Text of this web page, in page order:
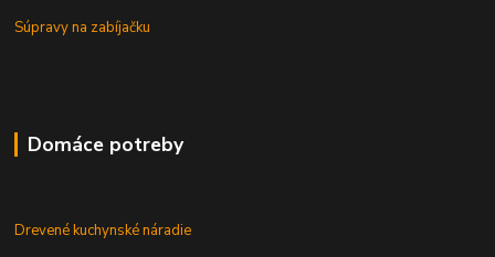
Súpravy na zabíjačku
Domáce potreby
Drevené kuchynské náradie